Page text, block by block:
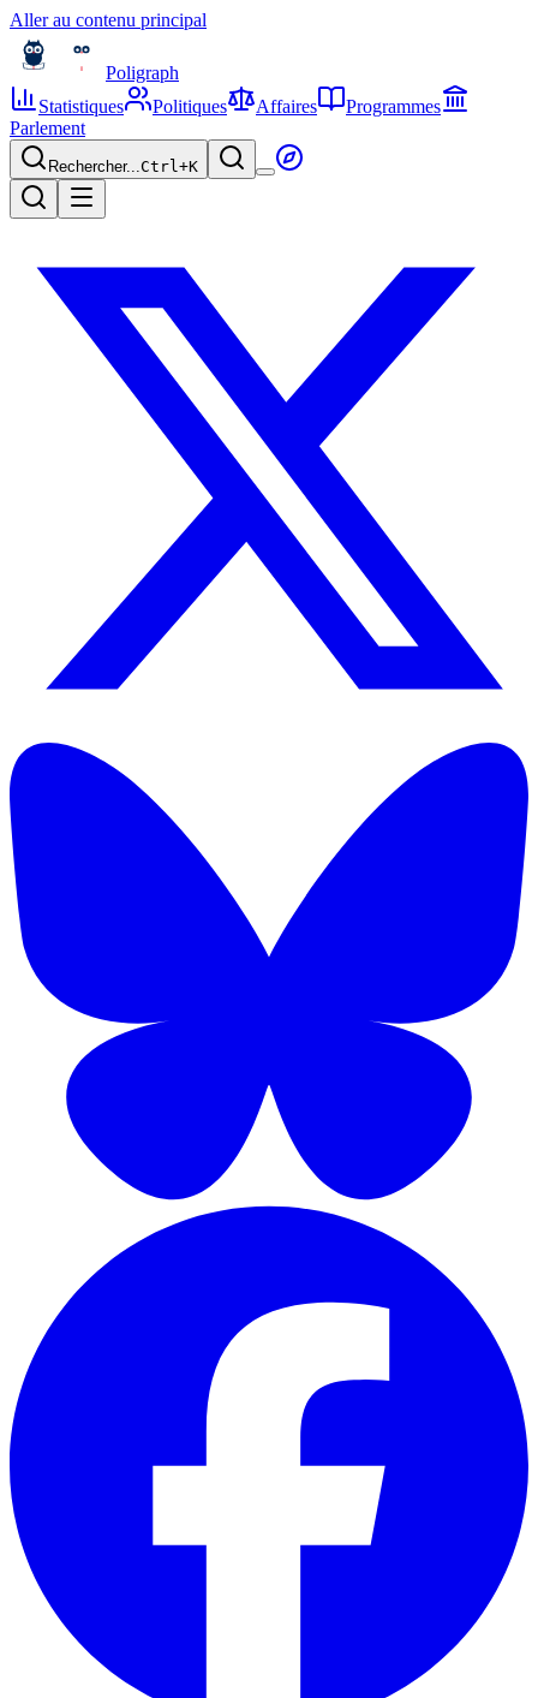
Aller au contenu principal
Poligraph
Statistiques
Politiques Affaires
Programmes
Parlement
Rechercher...Ctrl+K